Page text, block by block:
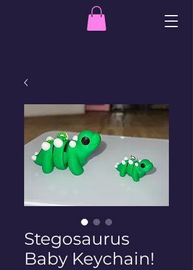
Stegosaurus
Baby Keychain!